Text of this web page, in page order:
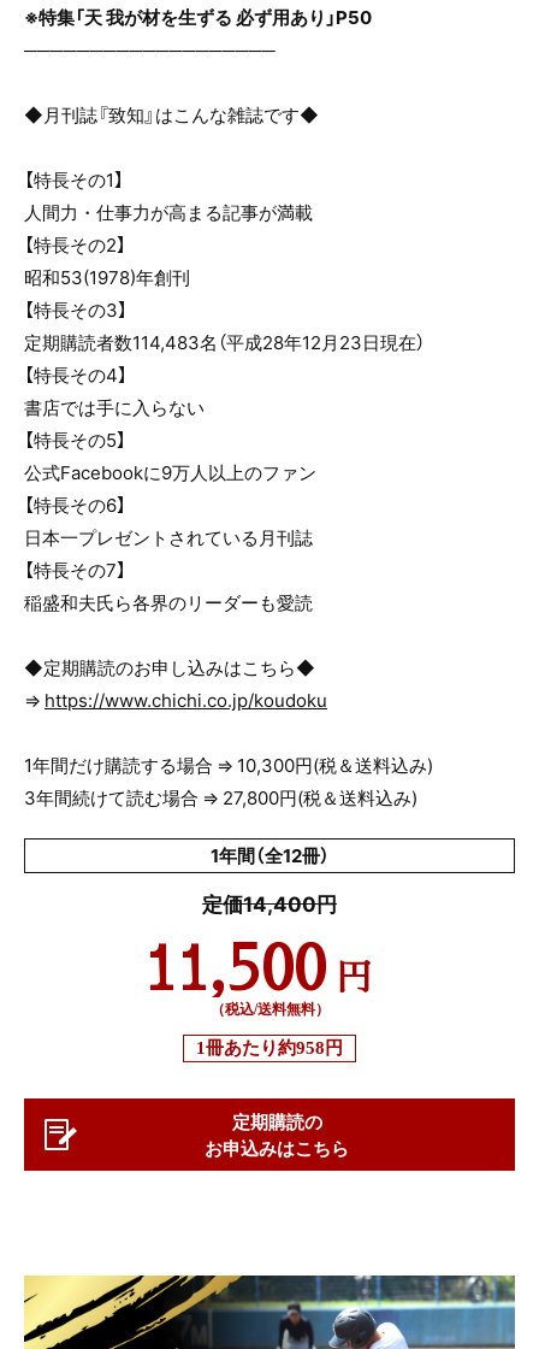
※特集「天 我が材を生ずる 必ず用あり」P50
───────────────────
◆月刊誌『致知』はこんな雑誌です◆
【特長その1】
人間力・仕事力が高まる記事が満載
【特長その2】
昭和53(1978)年創刊
【特長その3】
定期購読者数114,483名（平成28年12月23日現在）
【特長その4】
書店では手に入らない
【特長その5】
公式Facebookに9万人以上のファン
【特長その6】
日本一プレゼントされている月刊誌
【特長その7】
稲盛和夫氏ら各界のリーダーも愛読
◆定期購読のお申し込みはこちら◆
⇒ https://www.chichi.co.jp/koudoku
1年間だけ購読する場合 ⇒ 10,300円(税＆送料込み)
3年間続けて読む場合 ⇒ 27,800円(税＆送料込み)
1年間（全12冊）
定価14,400円
11,500 円
（税込/送料無料）
1冊あたり約958円
定期購読の
お申込みはこちら